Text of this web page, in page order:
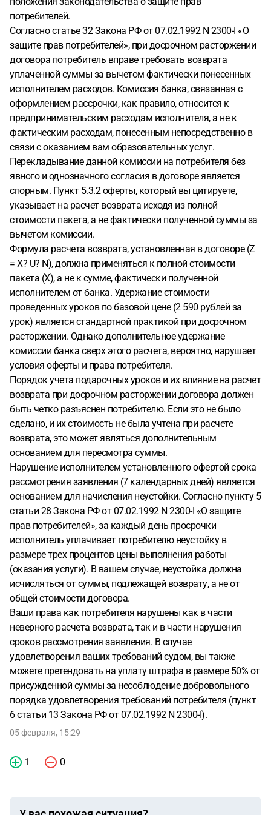
сумма возврата была определена в размере 26 531 рубль.
Исполнитель ссылается на пункт 5.3.2 публичной оферты,
указывая, что комиссия банка является его
фактическими расходами и подлежит удержанию при
возврате. В то же время в пункте 5.3.2 оферты указано,
что размер суммы, подлежащей возврату,
рассчитывается по формуле Z = X − U × N, где X — полная
стоимость пакета уроков, а не сумма, фактически
полученная исполнителем. При применении данной
формулы сумма возврата составляет 108 160 − (2 590 ×
24) = 46 000 рублей. Таким образом, исполнитель сначала
произвел перерасчет стоимости уроков по базовой цене в
связи с досрочным отказом от услуг, а затем
дополнительно уменьшил сумму возврата, удержав
комиссию банка в размере 19 469 рублей, что привело к
значительному снижению суммы возврата. Считаю, что
комиссия банка относится к предпринимательским
рискам исполнителя и не должна перекладываться на
потребителя. Также считаю, что формула расчета
возврата, установленная публичной офертой, была
применена исполнителем неверно, а мои права как
потребителя были нарушены, в том числе в части сроков
рассмотрения заявления о возврате. Мной была
направлена досудебная претензия, однако исполнитель
отказался пересматривать сумму возврата. Прошу
оценить правовую позицию, перспективы судебного
спора и целесообразность обращения в суд с
требованиями о взыскании суммы возврата, неустойки,
штрафа и иных предусмотренных законом выплат.
потребителей.
Согласно статье 32 Закона РФ от 07.02.1992 N 2300-I «О
защите прав потребителей», при досрочном расторжении
договора потребитель вправе требовать возврата
уплаченной суммы за вычетом фактически понесенных
исполнителем расходов. Комиссия банка, связанная с
оформлением рассрочки, как правило, относится к
предпринимательским расходам исполнителя, а не к
фактическим расходам, понесенным непосредственно в
связи с оказанием вам образовательных услуг.
Перекладывание данной комиссии на потребителя без
явного и однозначного согласия в договоре является
спорным. Пункт 5.3.2 оферты, который вы цитируете,
указывает на расчет возврата исходя из полной
стоимости пакета, а не фактически полученной суммы за
вычетом комиссии.
Формула расчета возврата, установленная в договоре (Z
= X? U? N), должна применяться к полной стоимости
пакета (X), а не к сумме, фактически полученной
исполнителем от банка. Удержание стоимости
проведенных уроков по базовой цене (2 590 рублей за
урок) является стандартной практикой при досрочном
расторжении. Однако дополнительное удержание
комиссии банка сверх этого расчета, вероятно, нарушает
условия оферты и права потребителя.
Порядок учета подарочных уроков и их влияние на расчет
возврата при досрочном расторжении договора должен
быть четко разъяснен потребителю. Если это не было
сделано, и их стоимость не была учтена при расчете
возврата, это может являться дополнительным
основанием для пересмотра суммы.
Нарушение исполнителем установленного офертой срока
рассмотрения заявления (7 календарных дней) является
основанием для начисления неустойки. Согласно пункту 5
статьи 28 Закона РФ от 07.02.1992 N 2300-I «О защите
прав потребителей», за каждый день просрочки
исполнитель уплачивает потребителю неустойку в
размере трех процентов цены выполнения работы
(оказания услуги). В вашем случае, неустойка должна
исчисляться от суммы, подлежащей возврату, а не от
общей стоимости договора.
Ваши права как потребителя нарушены как в части
неверного расчета возврата, так и в части нарушения
сроков рассмотрения заявления. В случае
удовлетворения ваших требований судом, вы также
можете претендовать на уплату штрафа в размере 50% от
присужденной суммы за несоблюдение добровольного
порядка удовлетворения требований потребителя (пункт
6 статьи 13 Закона РФ от 07.02.1992 N 2300-I).
05 февраля, 15:29
1 0